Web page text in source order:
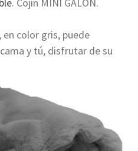
. Cojín MINI GALON.
, en color gris, puede
y tú, disfrutar de su